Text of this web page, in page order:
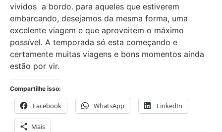
vividos a bordo. para aqueles que estiverem
embarcando, desejamos da mesma forma, uma
excelente viagem e que aproveitem o máximo
possível. A temporada só esta começando e
certamente muitas viagens e bons momentos ainda
estão por vir.
Compartilhe isso:
Facebook WhatsApp LinkedIn
Mais